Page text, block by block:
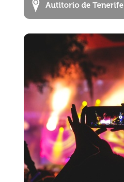
Autitorio de Tenerife